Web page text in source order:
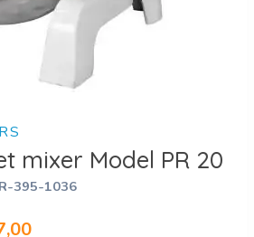
mixer Model PR 20
395-1036
Huidige